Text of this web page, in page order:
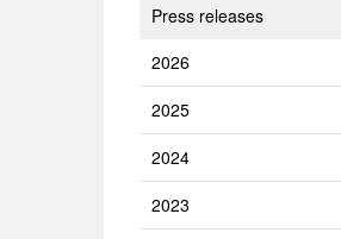
Press releases
2026
2025
2024
2023